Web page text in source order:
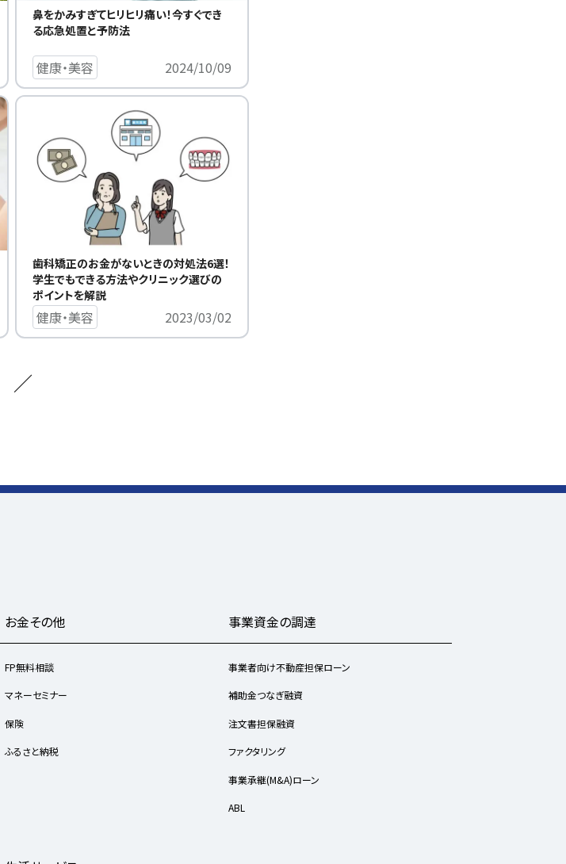
鼻をかみすぎてヒリヒリ痛い！今すぐでき
る応急処置と予防法
健康・美容 2024/10/09
歯科矯正のお金がないときの対処法6選！
学生でもできる方法やクリニック選びの
ポイントを解説
健康・美容 2023/03/02
お金その他
FP無料相談
マネーセミナー
保険
ふるさと納税
事業資金の調達
事業者向け不動産担保ローン
補助金つなぎ融資
注文書担保融資
ファクタリング
事業承継(M&A)ローン
ABL